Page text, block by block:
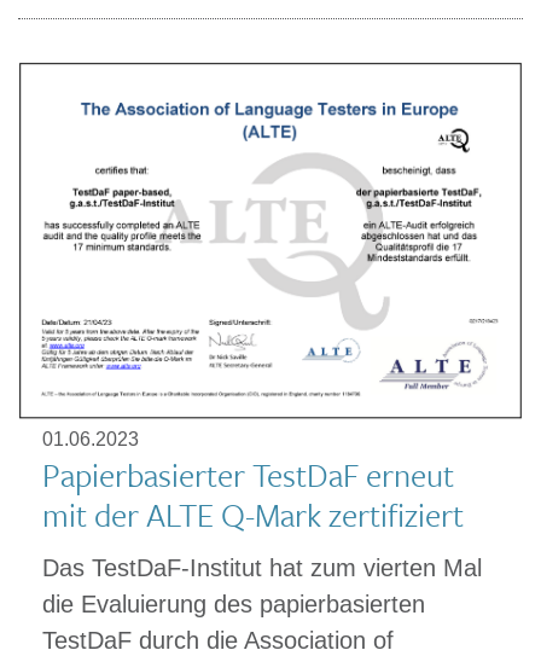
01.06.2023
Papierbasierter TestDaF erneut
mit der ALTE Q-Mark zertifiziert
Das TestDaF-Institut hat zum vierten Mal
die Evaluierung des papierbasierten
TestDaF durch die Association of